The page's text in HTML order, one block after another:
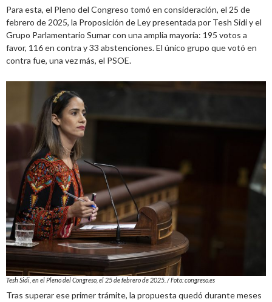
Para esta, el Pleno del Congreso tomó en consideración, el 25 de
febrero de 2025, la Proposición de Ley presentada por Tesh Sidi y el
Grupo Parlamentario Sumar con una amplia mayoría: 195 votos a
favor, 116 en contra y 33 abstenciones. El único grupo que votó en
contra fue, una vez más, el PSOE.
Tesh Sidi, en el Pleno del Congreso, el 25 de febrero de 2025. / Foto: congreso.es
Tras superar ese primer trámite, la propuesta quedó durante meses